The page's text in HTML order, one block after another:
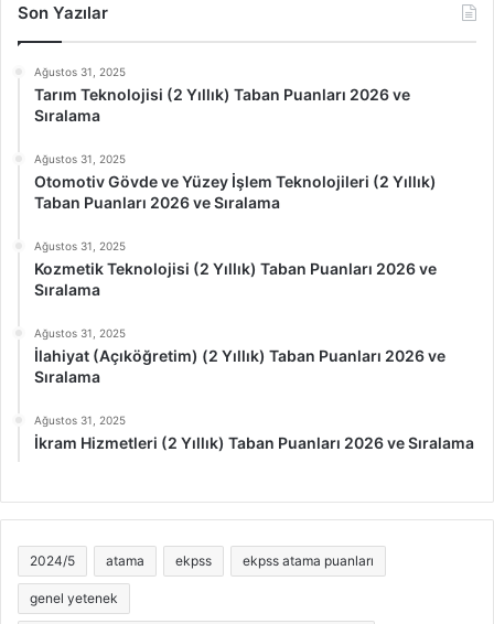
Son Yazılar
Ağustos 31, 2025
Tarım Teknolojisi (2 Yıllık) Taban Puanları 2026 ve
Sıralama
Ağustos 31, 2025
Otomotiv Gövde ve Yüzey İşlem Teknolojileri (2 Yıllık)
Taban Puanları 2026 ve Sıralama
Ağustos 31, 2025
Kozmetik Teknolojisi (2 Yıllık) Taban Puanları 2026 ve
Sıralama
Ağustos 31, 2025
İlahiyat (Açıköğretim) (2 Yıllık) Taban Puanları 2026 ve
Sıralama
Ağustos 31, 2025
İkram Hizmetleri (2 Yıllık) Taban Puanları 2026 ve Sıralama
2024/5 atama ekpss ekpss atama puanları
genel yetenek